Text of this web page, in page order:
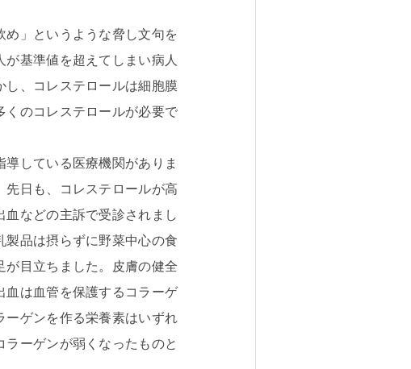
め」というような脅し文句を
基準値を超えてしまい病人
、コレステロールは細胞膜
くのコレステロールが必要で
している医療機関がありま
日も、コレステロールが高
などの主訴で受診されまし
品は摂らずに野菜中心の食
目立ちました。皮膚の健全
血は血管を保護するコラーゲ
ーゲンを作る栄養素はいずれ
ーゲンが弱くなったものと